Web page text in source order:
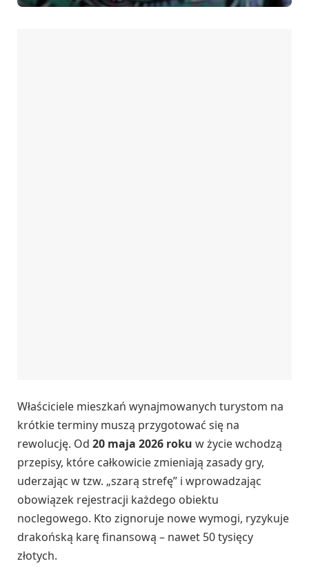
Właściciele mieszkań wynajmowanych turystom na
krótkie terminy muszą przygotować się na
rewolucję. Od 20 maja 2026 roku w życie wchodzą
przepisy, które całkowicie zmieniają zasady gry,
uderzając w tzw. „szarą strefę” i wprowadzając
obowiązek rejestracji każdego obiektu
noclegowego. Kto zignoruje nowe wymogi, ryzykuje
drakońską karę finansową – nawet 50 tysięcy
złotych.